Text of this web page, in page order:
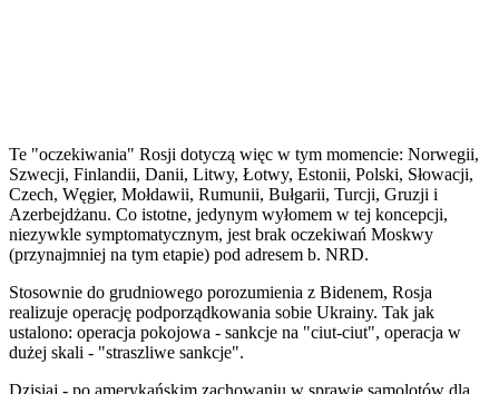
Te "oczekiwania" Rosji dotyczą więc w tym momencie: Norwegii,
Szwecji, Finlandii, Danii, Litwy, Łotwy, Estonii, Polski, Słowacji,
Czech, Węgier, Mołdawii, Rumunii, Bułgarii, Turcji, Gruzji i
Azerbejdżanu. Co istotne, jedynym wyłomem w tej koncepcji,
niezywkle symptomatycznym, jest brak oczekiwań Moskwy
(przynajmniej na tym etapie) pod adresem b. NRD.
Stosownie do grudniowego porozumienia z Bidenem, Rosja
realizuje operację podporządkowania sobie Ukrainy. Tak jak
ustalono: operacja pokojowa - sankcje na "ciut-ciut", operacja w
dużej skali - "straszliwe sankcje".